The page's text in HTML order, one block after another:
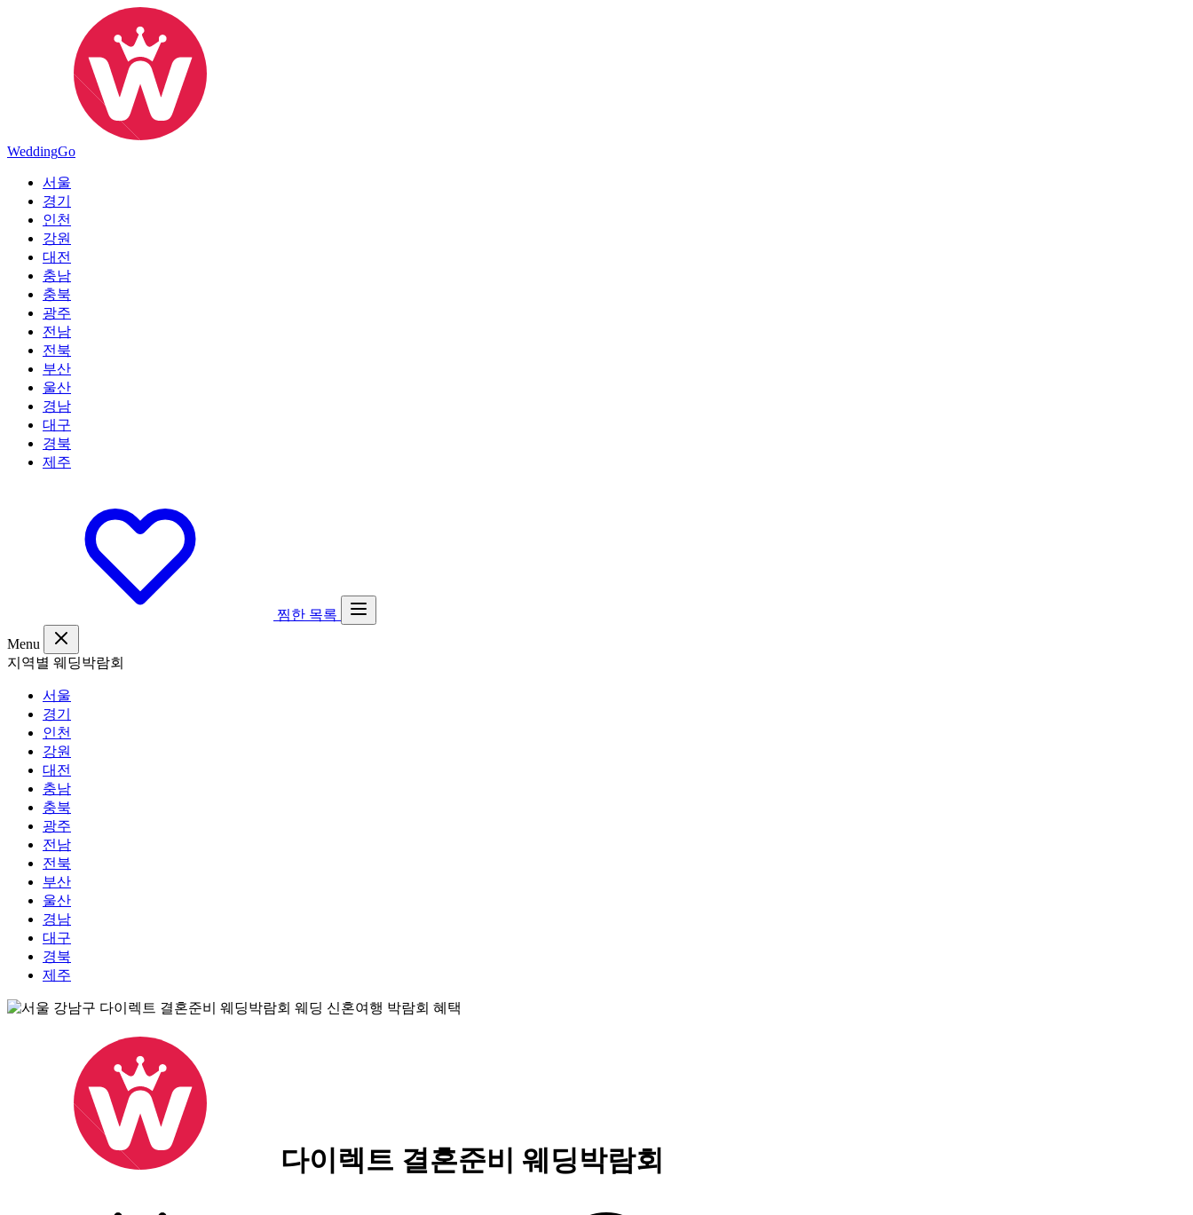
WeddingGo
서울
경기
인천
강원
대전
충남
충북
광주
전남
전북
부산
울산
경남
대구
경북
제주
찜한 목록
Menu
지역별 웨딩박람회
서울
경기
인천
강원
대전
충남
충북
광주
전남
전북
부산
울산
경남
대구
경북
제주
다이렉트 결혼준비 웨딩박람회